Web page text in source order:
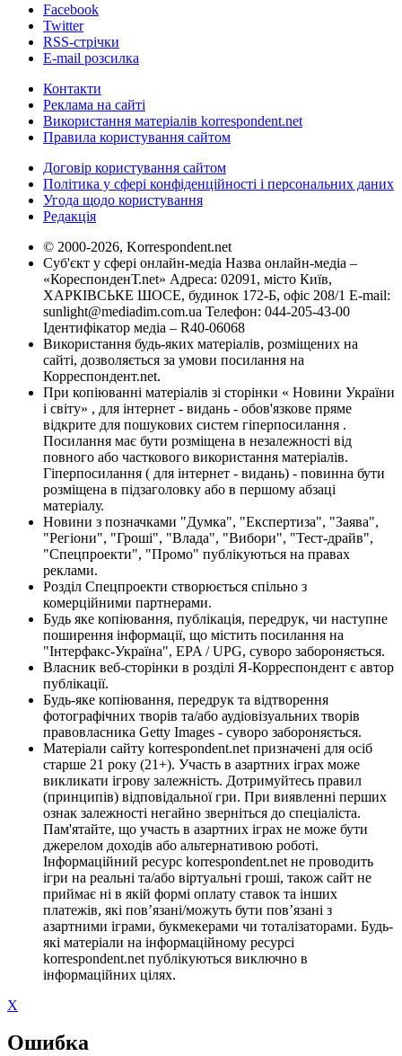
Facebook
Twitter
RSS-стрічки
E-mail розсилка
Контакти
Реклама на сайті
Використання матеріалів korrespondent.net
Правила користування сайтом
Договір користування сайтом
Політика у сфері конфіденційності і персональних даних
Угода щодо користування
Редакція
© 2000-2026, Korrespondent.net
Суб'єкт у сфері онлайн-медіа Назва онлайн-медіа –
«КореспонденТ.net» Адреса: 02091, місто Київ,
ХАРКІВСЬКЕ ШОСЕ, будинок 172-Б, офіс 208/1 E-mail:
sunlight@mediadim.com.ua Телефон: 044-205-43-00
Ідентифікатор медіа – R40-06068
Використання будь-яких матеріалів, розміщених на
сайті, дозволяється за умови посилання на
Корреспондент.net.
При копіюванні матеріалів зі сторінки « Новини України
і світу» , для інтернет - видань - обов'язкове пряме
відкрите для пошукових систем гіперпосилання .
Посилання має бути розміщена в незалежності від
повного або часткового використання матеріалів.
Гіперпосилання ( для інтернет - видань) - повинна бути
розміщена в підзаголовку або в першому абзаці
матеріалу.
Новини з позначками "Думка", "Експертиза", "Заява",
"Регіони", "Гроші", "Влада", "Вибори", "Тест-драйв",
"Спецпроекти", "Промо" публікуються на правах
реклами.
Розділ Спецпроекти створюється спільно з
комерційними партнерами.
Будь яке копіювання, публікація, передрук, чи наступне
поширення інформації, що містить посилання на
"Інтерфакс-Україна", EPA / UPG, суворо забороняється.
Власник веб-сторінки в розділі Я-Корреспондент є автор
публікації.
Будь-яке копіювання, передрук та відтворення
фотографічних творів та/або аудіовізуальних творів
правовласника Getty Images - суворо забороняється.
Матеріали сайту korrespondent.net призначені для осіб
старше 21 року (21+). Участь в азартних іграх може
викликати ігрову залежність. Дотримуйтесь правил
(принципів) відповідальної гри. При виявленні перших
ознак залежності негайно зверніться до спеціаліста.
Пам'ятайте, що участь в азартних іграх не може бути
джерелом доходів або альтернативою роботі.
Інформаційний ресурс korrespondent.net не проводить
ігри на реальні та/або віртуальні гроші, також сайт не
приймає ні в якій формі оплату ставок та інших
платежів, які пов’язані/можуть бути пов’язані з
азартними іграми, букмекерами чи тоталізаторами. Будь-
які матеріали на інформаційному ресурсі
korrespondent.net публікуються виключно в
інформаційних цілях.
X
Ошибка